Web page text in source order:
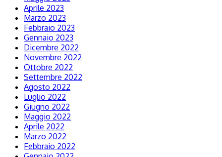
Aprile 2023
Marzo 2023
Febbraio 2023
Gennaio 2023
Dicembre 2022
Novembre 2022
Ottobre 2022
Settembre 2022
Agosto 2022
Luglio 2022
Giugno 2022
Maggio 2022
Aprile 2022
Marzo 2022
Febbraio 2022